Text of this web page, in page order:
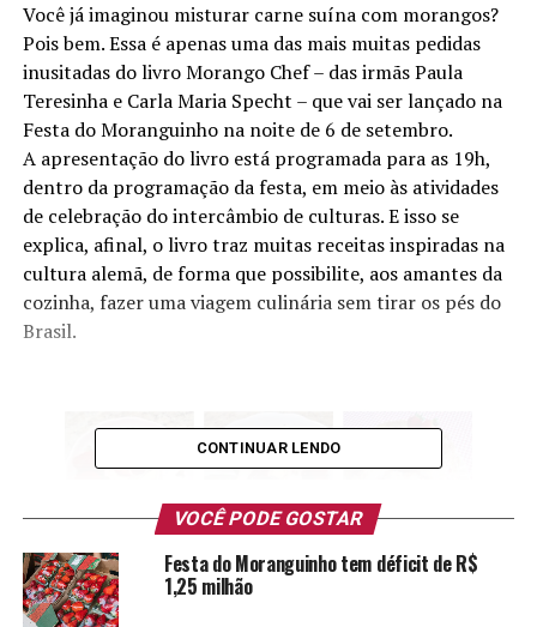
Você já imaginou misturar carne suína com morangos?
Pois bem. Essa é apenas uma das mais muitas pedidas
inusitadas do livro Morango Chef – das irmãs Paula
Teresinha e Carla Maria Specht – que vai ser lançado na
Festa do Moranguinho na noite de 6 de setembro.
A apresentação do livro está programada para as 19h,
dentro da programação da festa, em meio às atividades
de celebração do intercâmbio de culturas. E isso se
explica, afinal, o livro traz muitas receitas inspiradas na
cultura alemã, de forma que possibilite, aos amantes da
cozinha, fazer uma viagem culinária sem tirar os pés do
Brasil.
CONTINUAR LENDO
VOCÊ PODE GOSTAR
Festa do Moranguinho tem déficit de R$
1,25 milhão